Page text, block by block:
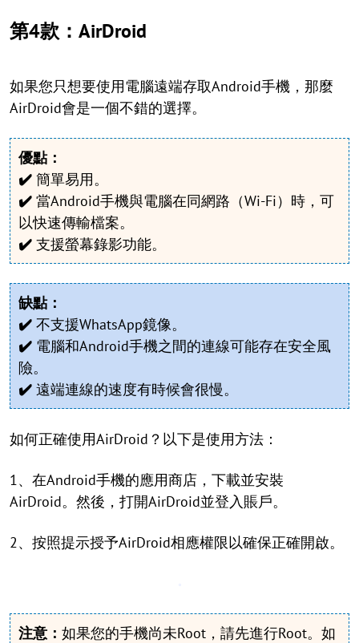
第4款：AirDroid
如果您只想要使用電腦遠端存取Android手機，那麼
AirDroid會是一個不錯的選擇。
優點：
✔️ 簡單易用。
✔️ 當Android手機與電腦在同網路（Wi-Fi）時，可
以快速傳輸檔案。
✔️ 支援螢幕錄影功能。
缺點：
✔️ 不支援WhatsApp鏡像。
✔️ 電腦和Android手機之間的連線可能存在安全風
險。
✔️ 遠端連線的速度有時候會很慢。
如何正確使用AirDroid？以下是使用方法：
1、在Android手機的應用商店，下載並安裝
AirDroid。然後，打開AirDroid並登入賬戶。
2、按照提示授予AirDroid相應權限以確保正確開啟。
注意： 如果您的手機尚未Root，請先進行Root。如